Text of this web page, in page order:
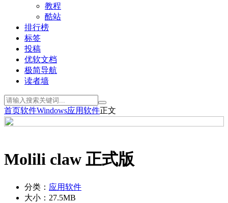
教程
酷站
排行榜
标签
投稿
优软文档
极简导航
读者墙
首页软件Windows应用软件正文
Molili claw 正式版
分类： 应用软件
大小： 27.5MB